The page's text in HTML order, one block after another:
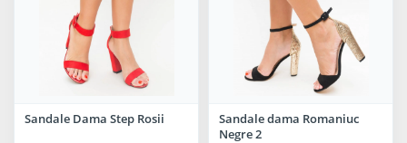
Sandale Dama Step Rosii
Sandale dama Romaniuc
Negre 2